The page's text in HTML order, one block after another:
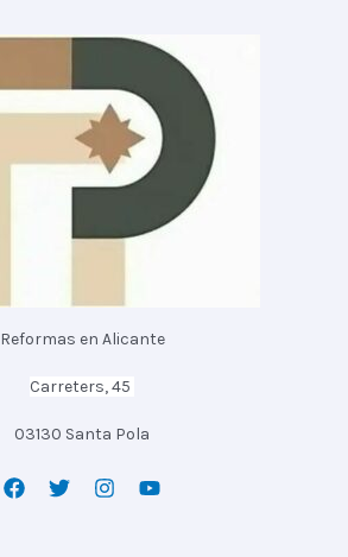
Reformas en Alicante
Carreters, 45
03130 Santa Pola